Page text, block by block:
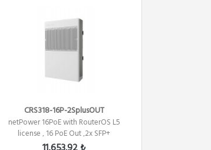
CRS318-16P-2SplusOUT
netPower 16PoE with RouterOS L5
license , 16 PoE Out ,2x SFP+